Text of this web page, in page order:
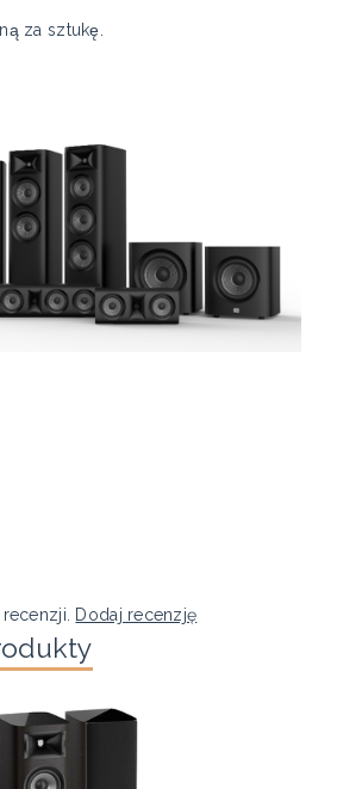
za sztukę.
Dodaj recenzję